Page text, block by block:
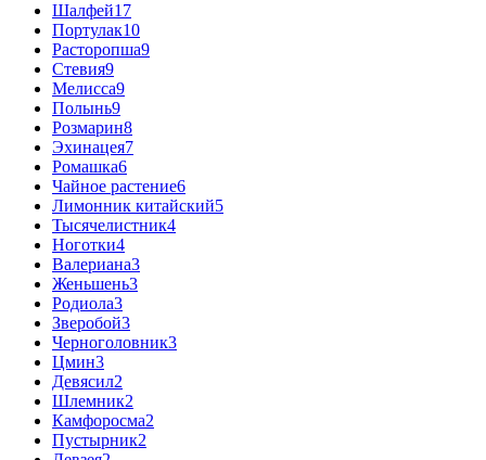
Шалфей17
Портулак10
Расторопша9
Стевия9
Мелисса9
Полынь9
Розмарин8
Эхинацея7
Ромашка6
Чайное растение6
Лимонник китайский5
Тысячелистник4
Ноготки4
Валериана3
Женьшень3
Родиола3
Зверобой3
Черноголовник3
Цмин3
Девясил2
Шлемник2
Камфоросма2
Пустырник2